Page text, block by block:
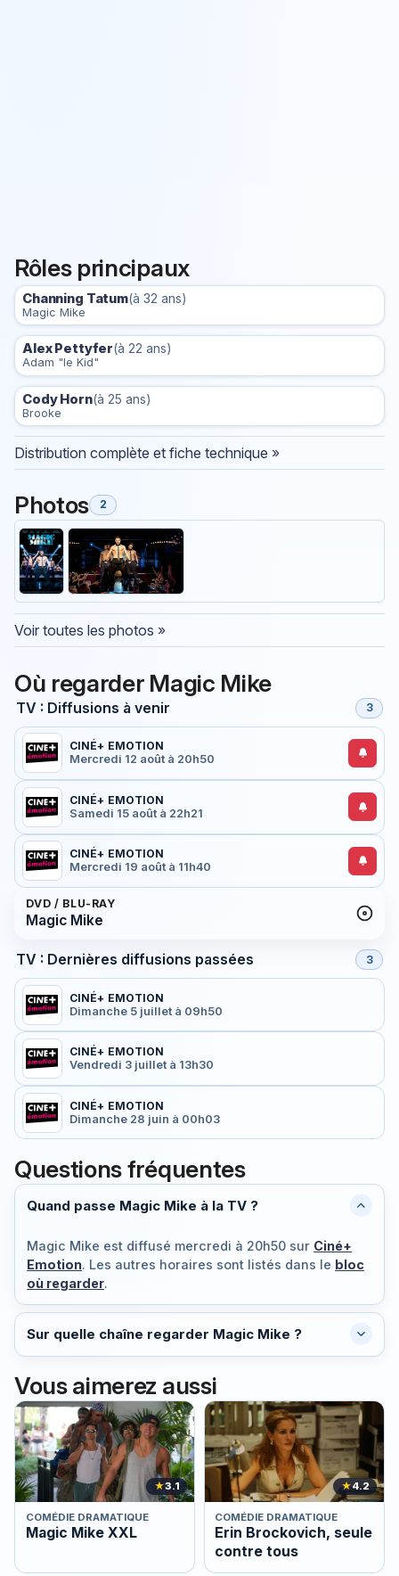
Rôles principaux
Channing Tatum(à 32 ans)
Magic Mike
Alex Pettyfer(à 22 ans)
Adam "le Kid"
Cody Horn(à 25 ans)
Brooke
Distribution complète et fiche technique »
Photos 2
Voir toutes les photos »
Où regarder Magic Mike
TV : Diffusions à venir 3
CINÉ+ EMOTION
Mercredi 12 août à 20h50
CINÉ+ EMOTION
Samedi 15 août à 22h21
CINÉ+ EMOTION
Mercredi 19 août à 11h40
DVD / BLU-RAY
Magic Mike
TV : Dernières diffusions passées 3
CINÉ+ EMOTION
Dimanche 5 juillet à 09h50
CINÉ+ EMOTION
Vendredi 3 juillet à 13h30
CINÉ+ EMOTION
Dimanche 28 juin à 00h03
Questions fréquentes
Quand passe Magic Mike à la TV ?
Magic Mike est diffusé mercredi à 20h50 sur Ciné+
Emotion. Les autres horaires sont listés dans le bloc
où regarder.
Sur quelle chaîne regarder Magic Mike ?
Vous aimerez aussi
★3.1
COMÉDIE DRAMATIQUE
Magic Mike XXL
★4.2
COMÉDIE DRAMATIQUE
Erin Brockovich, seule
contre tous